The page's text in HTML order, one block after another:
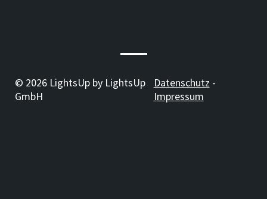
© 2026 LightsUp by LightsUp
GmbH
Datenschutz -
Impressum